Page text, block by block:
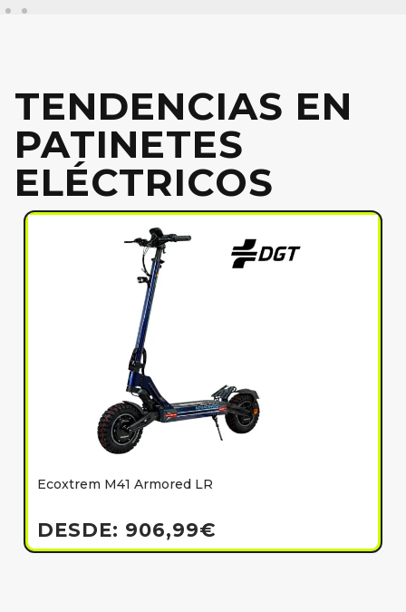
TENDENCIAS EN
PATINETES
ELÉCTRICOS
Ecoxtrem M41 Armored LR
DESDE: 906,99€